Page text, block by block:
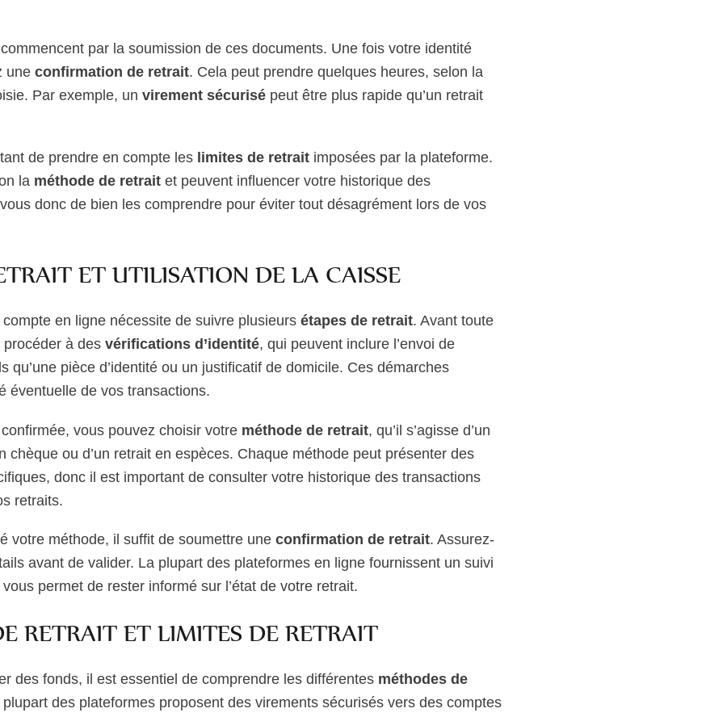
commencent par la soumission de ces documents. Une fois votre identité
une confirmation de retrait. Cela peut prendre quelques heures, selon la
Par exemple, un virement sécurisé peut être plus rapide qu’un retrait
de prendre en compte les limites de retrait imposées par la plateforme.
la méthode de retrait et peuvent influencer votre historique des
donc de bien les comprendre pour éviter tout désagrément lors de vos
ET UTILISATION DE LA CAISSE
compte en ligne nécessite de suivre plusieurs étapes de retrait. Avant toute
à des vérifications d’identité, qui peuvent inclure l’envoi de
qu’une pièce d’identité ou un justificatif de domicile. Ces démarches
éventuelle de vos transactions.
vous pouvez choisir votre méthode de retrait, qu’il s’agisse d’un
chèque ou d’un retrait en espèces. Chaque méthode peut présenter des
donc il est important de consulter votre historique des transactions
retraits.
votre méthode, il suffit de soumettre une confirmation de retrait. Assurez-
avant de valider. La plupart des plateformes en ligne fournissent un suivi
permet de rester informé sur l’état de votre retrait.
RETRAIT ET LIMITES DE RETRAIT
des fonds, il est essentiel de comprendre les différentes méthodes de
des plateformes proposent des virements sécurisés vers des comptes